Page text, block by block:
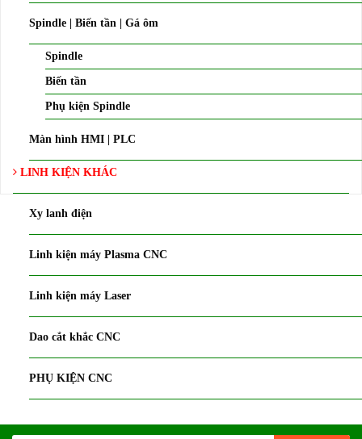
Spindle | Biến tần | Gá ôm
Spindle
Biến tần
Phụ kiện Spindle
Màn hình HMI | PLC
LINH KIỆN KHÁC
Xy lanh điện
Linh kiện máy Plasma CNC
Linh kiện máy Laser
Dao cắt khắc CNC
PHỤ KIỆN CNC